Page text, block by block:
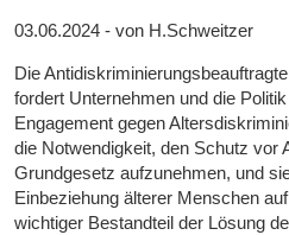
03.06.2024 - von H.Schweitzer
Die
fordert Unternehmen und die
Engagement gegen
die Notwendigkeit, den Schutz vor
Grundgesetz aufzunehmen, und
Einbeziehung älterer Menschen
wichtiger Bestandteil der Lösung